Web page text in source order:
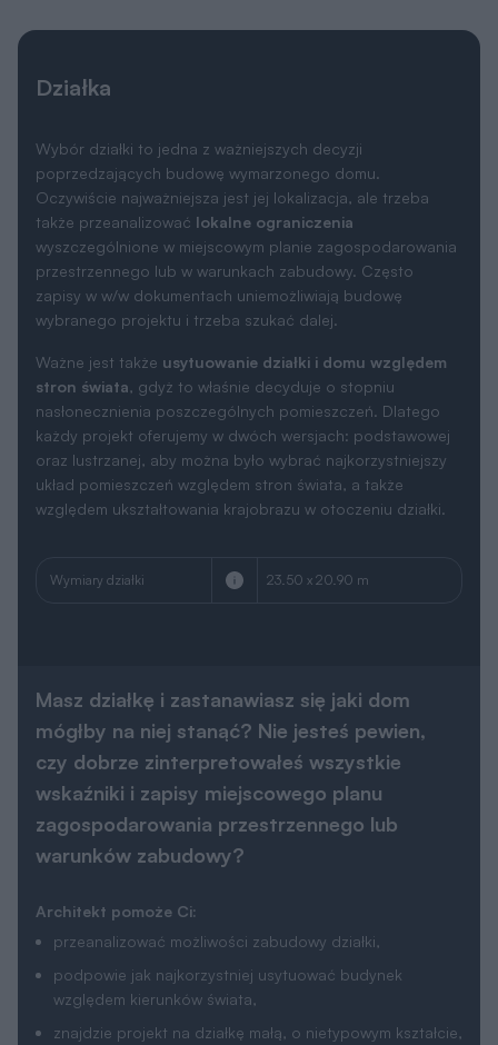
Działka
Wybór działki to jedna z ważniejszych decyzji
poprzedzających budowę wymarzonego domu.
Oczywiście najważniejsza jest jej lokalizacja, ale trzeba
także przeanalizować lokalne ograniczenia
wyszczególnione w miejscowym planie zagospodarowania
przestrzennego lub w warunkach zabudowy. Często
zapisy w w/w dokumentach uniemożliwiają budowę
wybranego projektu i trzeba szukać dalej.
Ważne jest także usytuowanie działki i domu względem
stron świata, gdyż to właśnie decyduje o stopniu
nasłonecznienia poszczególnych pomieszczeń. Dlatego
każdy projekt oferujemy w dwóch wersjach: podstawowej
oraz lustrzanej, aby można było wybrać najkorzystniejszy
układ pomieszczeń względem stron świata, a także
względem ukształtowania krajobrazu w otoczeniu działki.
Wymiary działki 23.50 x 20.90 m
Masz działkę i zastanawiasz się jaki dom
mógłby na niej stanąć? Nie jesteś pewien,
czy dobrze zinterpretowałeś wszystkie
wskaźniki i zapisy miejscowego planu
zagospodarowania przestrzennego lub
warunków zabudowy?
Architekt pomoże Ci:
przeanalizować możliwości zabudowy działki,
podpowie jak najkorzystniej usytuować budynek
względem kierunków świata,
znajdzie projekt na działkę małą, o nietypowym kształcie,